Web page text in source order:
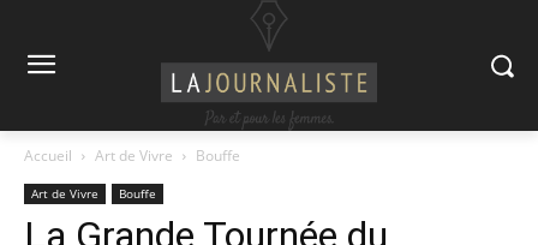
Accueil Art de Vivre Bouffe
Art de Vivre Bouffe
La Grande Tournée du